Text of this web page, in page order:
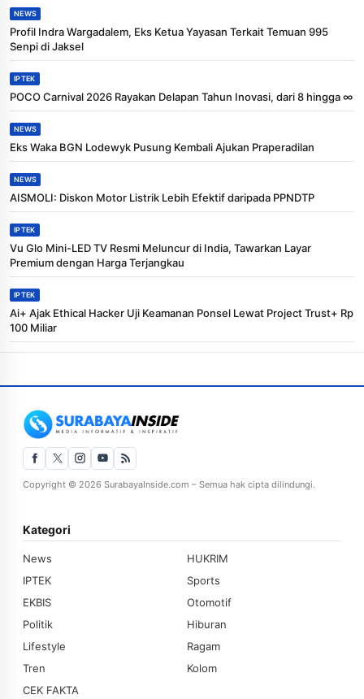
NEWS
Profil Indra Wargadalem, Eks Ketua Yayasan Terkait Temuan 995
Senpi di Jaksel
IPTEK
POCO Carnival 2026 Rayakan Delapan Tahun Inovasi, dari 8 hingga ∞
NEWS
Eks Waka BGN Lodewyk Pusung Kembali Ajukan Praperadilan
NEWS
AISMOLI: Diskon Motor Listrik Lebih Efektif daripada PPNDTP
IPTEK
Vu Glo Mini-LED TV Resmi Meluncur di India, Tawarkan Layar
Premium dengan Harga Terjangkau
IPTEK
Ai+ Ajak Ethical Hacker Uji Keamanan Ponsel Lewat Project Trust+ Rp
100 Miliar
Copyright © 2026 SurabayaInside.com – Semua hak cipta dilindungi.
Kategori
News
HUKRIM
IPTEK
Sports
EKBIS
Otomotif
Politik
Hiburan
Lifestyle
Ragam
Tren
Kolom
CEK FAKTA